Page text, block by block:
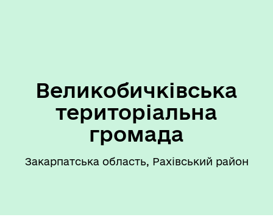
Великобичківська
територіальна
громада
Закарпатська область, Рахівський район